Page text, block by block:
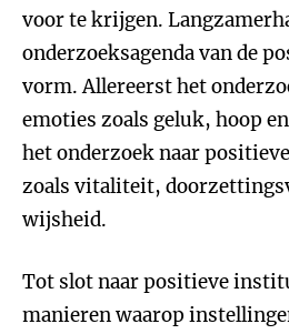
voor te krijgen.
onderzoeksagenda van de
vorm. Allereerst het
emoties zoals geluk, hoop
het onderzoek naar
zoals vitaliteit,
wijsheid.
Tot slot naar positieve
manieren waarop